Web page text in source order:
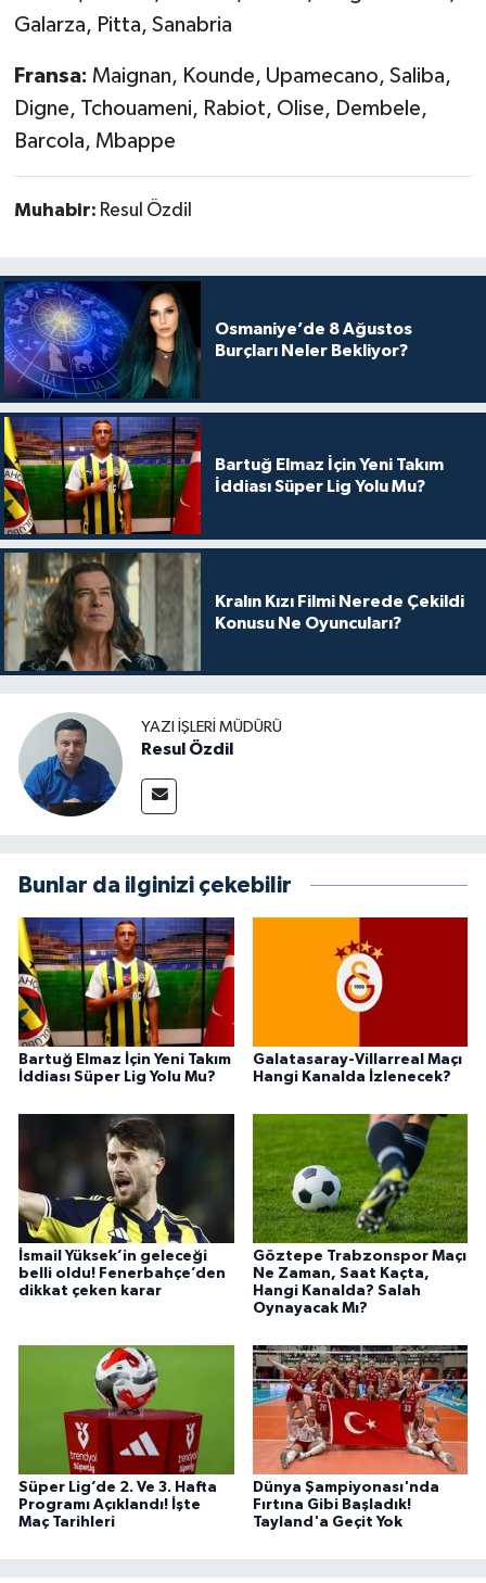
Galarza, Pitta, Sanabria
Fransa: Maignan, Kounde, Upamecano, Saliba,
Digne, Tchouameni, Rabiot, Olise, Dembele,
Barcola, Mbappe
Muhabir: Resul Özdil
Osmaniye’de 8 Ağustos
Burçları Neler Bekliyor?
Bartuğ Elmaz İçin Yeni Takım
İddiası Süper Lig Yolu Mu?
Kralın Kızı Filmi Nerede Çekildi
Konusu Ne Oyuncuları?
YAZI İŞLERI MÜDÜRÜ
Resul Özdil
Bunlar da ilginizi çekebilir
Bartuğ Elmaz İçin Yeni Takım
İddiası Süper Lig Yolu Mu?
Galatasaray-Villarreal Maçı
Hangi Kanalda İzlenecek?
İsmail Yüksek’in geleceği
belli oldu! Fenerbahçe’den
dikkat çeken karar
Göztepe Trabzonspor Maçı
Ne Zaman, Saat Kaçta,
Hangi Kanalda? Salah
Oynayacak Mı?
Süper Lig’de 2. Ve 3. Hafta
Programı Açıklandı! İşte
Maç Tarihleri
Dünya Şampiyonası'nda
Fırtına Gibi Başladık!
Tayland'a Geçit Yok